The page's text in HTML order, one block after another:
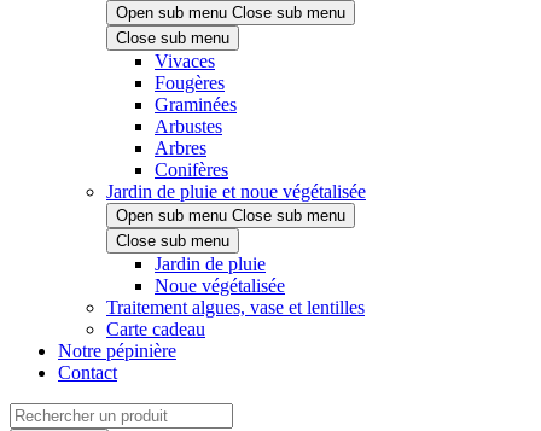
Open sub menu Close sub menu
Close sub menu
Vivaces
Fougères
Graminées
Arbustes
Arbres
Conifères
Jardin de pluie et noue végétalisée
Open sub menu Close sub menu
Close sub menu
Jardin de pluie
Noue végétalisée
Traitement algues, vase et lentilles
Carte cadeau
Notre pépinière
Contact